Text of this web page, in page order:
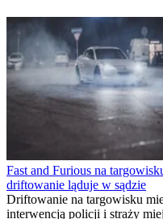
Fast and Furious na
driftowanie ląduje w sądzie
Driftowanie na targowisku
interwencją policji i straży